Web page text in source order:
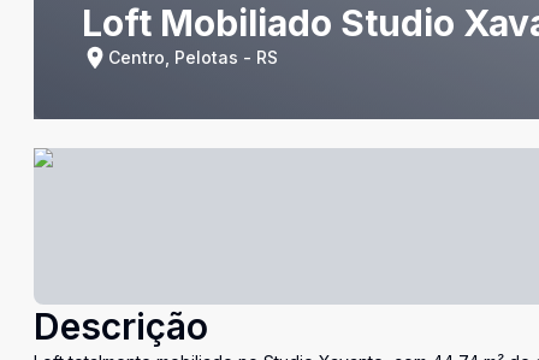
Loft Mobiliado Studio
Centro, Pelotas - RS
Descrição